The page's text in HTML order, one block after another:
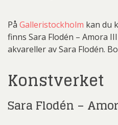
På Galleristockholm kan du
finns Sara Flodén – Amora
akvareller av Sara Flodén.
Konstverket
Sara Flodén –